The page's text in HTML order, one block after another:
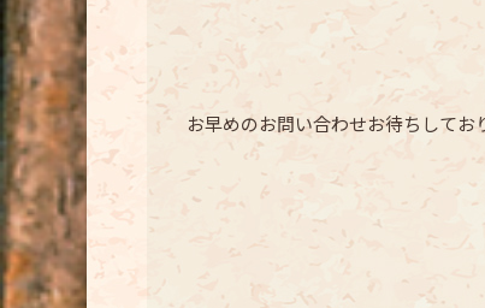
お早めのお問い合わせお待ちして